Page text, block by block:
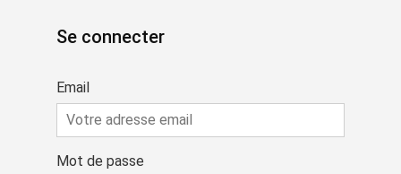
Se connecter
Email
Mot de passe